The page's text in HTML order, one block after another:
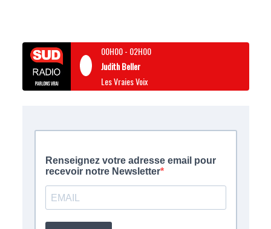
00H00- 02H00
Judith Beller
Les Vraies Voix